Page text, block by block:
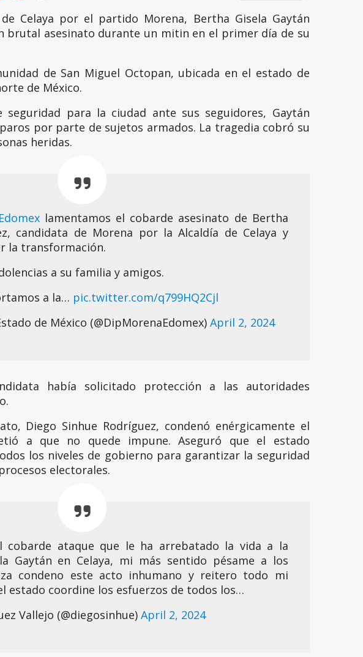
Celaya por el partido Morena, Bertha Gisela Gaytán
brutal asesinato durante un mitin en el primer día de su
de San Miguel Octopan, ubicada en el estado de
de México.
para la ciudad ante sus seguidores, Gaytán
por parte de sujetos armados. La tragedia cobró su
heridas.
lamentamos el cobarde asesinato de Bertha
candidata de Morena por la Alcaldía de Celaya y
la transformación.
a su familia y amigos.
a la… pic.twitter.com/q799HQ2Cjl
de México (@DipMorenaEdomex) April 2, 2024
había solicitado protección a las autoridades
Diego Sinhue Rodríguez, condenó enérgicamente el
a que no quede impune. Aseguró que el estado
los niveles de gobierno para garantizar la seguridad
electorales.
cobarde ataque que le ha arrebatado la vida a la
Gaytán en Celaya, mi más sentido pésame a los
condeno este acto inhumano y reitero todo mi
estado coordine los esfuerzos de todos los…
Vallejo (@diegosinhue) April 2, 2024